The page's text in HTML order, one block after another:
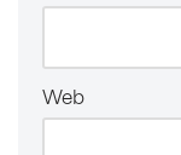
Web